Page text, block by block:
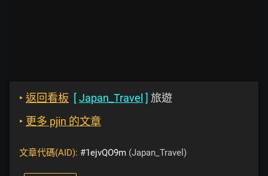
‣ 返回看板 [Japan_Travel ] 旅遊
‣ 更多 pjin 的文章
文章代碼(AID): #1ejvQO9m (Japan_Travel)